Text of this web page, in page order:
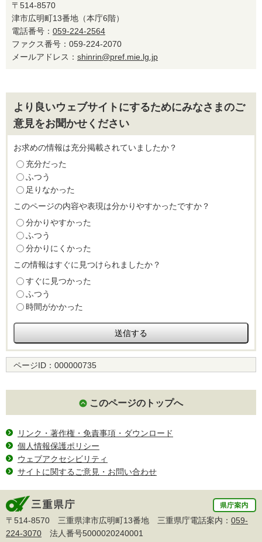
〒514-8570
津市広明町13番地（本庁6階）
電話番号： 059-224-2564
ファクス番号：059-224-2070
メールアドレス： shinrin@pref.mie.lg.jp
より良いウェブサイトにするためにみなさまのご
意見をお聞かせください
お求めの情報は充分掲載されていましたか？
充分だった
ふつう
足りなかった
このページの内容や表現は分かりやすかったですか？
分かりやすかった
ふつう
分かりにくかった
この情報はすぐに見つけられましたか？
すぐに見つかった
ふつう
時間がかかった
ページID： 000000735
このページのトップへ
リンク・著作権・免責事項・ダウンロード
個人情報保護ポリシー
ウェブアクセシビリティ
サイトに関するご意見・お問い合わせ
〒514-8570 三重県津市広明町13番地 三重県庁電話案内： 059-
224-3070 法人番号5000020240001